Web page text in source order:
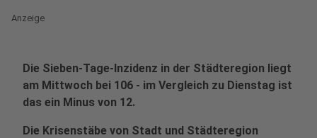
Anzeige
Die Sieben-Tage-Inzidenz in der Städteregion liegt
am Mittwoch bei 106 - im Vergleich zu Dienstag ist
das ein Minus von 12.
Die Krisenstäbe von Stadt und Städteregion